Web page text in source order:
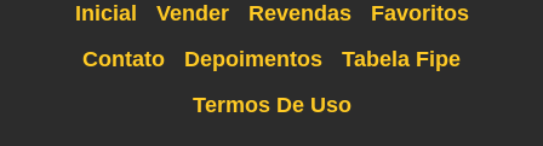
Inicial Vender Revendas
Favoritos
Contato
Depoimentos
Tabela Fipe
Termos De Uso